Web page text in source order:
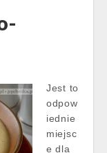
Jest to
odpow
iednie
miejsc
e dla